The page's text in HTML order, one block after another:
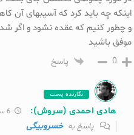
اینکه چه باید کرد که آسیبهای آن
و چطور کنیم که عقده نشود و اگر
موفق باشید
0 پاسخ
نگارنده پست
هادی احمدی (سروش):
پاسخ بهخسروبیگی